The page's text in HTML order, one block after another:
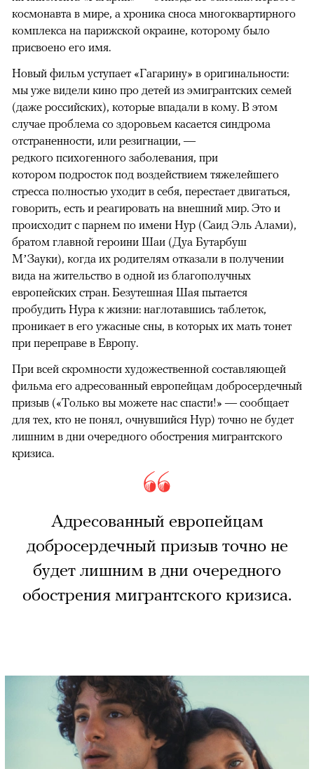
космонавта в мире, а хроника сноса многоквартирного
комплекса на парижской окраине, которому было
присвоено его имя.
Новый фильм уступает «Гагарину» в оригинальности:
мы уже видели кино про детей из эмигрантских семей
(даже российских), которые впадали в кому. В этом
случае проблема со здоровьем касается синдрома
отстраненности, или резигнации, —
редкого психогенного заболевания, при
котором подросток под воздействием тяжелейшего
стресса полностью уходит в себя, перестает двигаться,
говорить, есть и реагировать на внешний мир. Это и
происходит с парнем по имени Нур (Саид Эль Алами),
братом главной героини Шаи (Дуа Бутарбуш
М’Зауки), когда их родителям отказали в получении
вида на жительство в одной из благополучных
европейских стран. Безутешная Шая пытается
пробудить Нура к жизни: наглотавшись таблеток,
проникает в его ужасные сны, в которых их мать тонет
при переправе в Европу.
При всей скромности художественной составляющей
фильма его адресованный европейцам добросердечный
призыв («Только вы можете нас спасти!» — сообщает
для тех, кто не понял, очнувшийся Нур) точно не будет
лишним в дни очередного обострения мигрантского
кризиса.
Адресованный европейцам
добросердечный призыв точно не
будет лишним в дни очередного
обострения мигрантского кризиса.